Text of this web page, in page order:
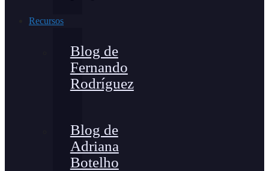
Recursos
Blog de
Fernando
Rodríguez
Blog de
Adriana
Botelho